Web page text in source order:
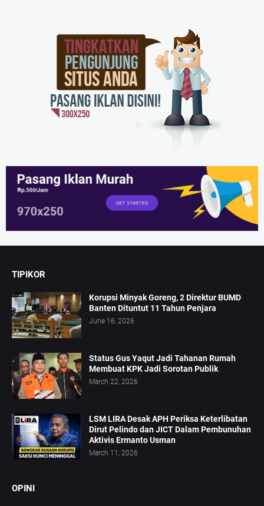
TIPIKOR
Korupsi Minyak Goreng, 2 Direktur BUMD
Banten Dituntut 11 Tahun Penjara
June 16, 2026
Status Gus Yaqut Jadi Tahanan Rumah
Membuat KPK Jadi Sorotan Publik
March 22, 2026
LSM LIRA Desak APH Periksa Keterlibatan
Dirut Pelindo dan JICT Dalam Pembunuhan
Aktivis Ermanto Usman
March 11, 2026
OPINI